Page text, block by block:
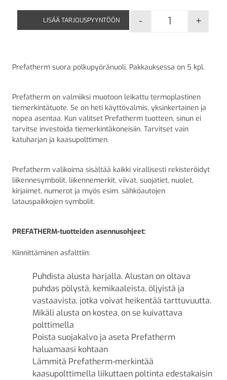
Prefatherm,
- +
LISÄÄ TARJOUSPYYNTÖÖN
Prefatherm suora polkupyöränuoli. Pakkauksessa on 5 kpl.
Prefatherm on valmiiksi muotoon leikattu termoplastinen
tiemerkintätuote. Se on heti käyttövalmis, yksinkertainen ja
nopea asentaa. Kun valitset Prefatherm tuotteen, sinun ei
tarvitse investoida tiemerkintäkoneisiin. Tarvitset vain
katuharjan ja kaasupolttimen.
Prefatherm valikoima sisältää kaikki virallisesti rekisteröidyt
liikennesymbolit, liikennemerkit, viivat, suojatiet, nuolet,
kirjaimet, numerot ja myös esim. sähköautojen
latauspaikkojen symbolit.
PREFATHERM-tuotteiden asennusohjeet:
Kiinnittäminen asfalttiin:
Puhdista alusta harjalla. Alustan on oltava
puhdas pölystä, kemikaaleista, öljyistä ja
vastaavista, jotka voivat heikentää tarttuvuutta.
Mikäli alusta on kostea, on se kuivattava
polttimella
Poista suojakalvo ja aseta Prefatherm
haluamaasi kohtaan
Lämmitä Prefatherm-merkintää
kaasupolttimella liikuttaen poltinta edestakaisin